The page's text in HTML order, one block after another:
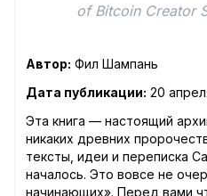
of Bitcoin Creator
Автор: Фил Шампань
Дата публикации: 20
Эта книга — настоящий
никаких древних
тексты, идеи и переписка
началось. Это вовсе не
начинающих». Перед вами